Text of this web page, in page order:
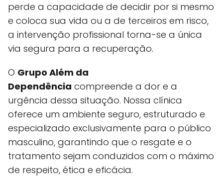
perde a capacidade de decidir por si mesmo
e coloca sua vida ou a de terceiros em risco,
a intervenção profissional torna-se a única
via segura para a recuperação.
O Grupo Além da
Dependência compreende a dor e a
urgência dessa situação. Nossa clínica
oferece um ambiente seguro, estruturado e
especializado exclusivamente para o público
masculino, garantindo que o resgate e o
tratamento sejam conduzidos com o máximo
de respeito, ética e eficácia.